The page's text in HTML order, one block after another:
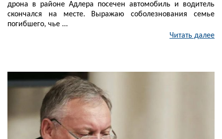
дрона в районе Адлера посечен автомобиль и водитель
скончался на месте. Выражаю соболезнования семье
погибшего, чье ...
Читать далее